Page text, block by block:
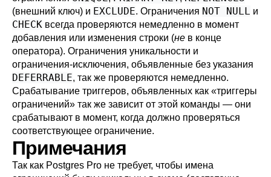
(внешний ключ) и EXCLUDE. Ограничения NOT NULL и
CHECK всегда проверяются немедленно в момент
добавления или изменения строки (не в конце
оператора). Ограничения уникальности и
ограничения-исключения, объявленные без указания
DEFERRABLE, так же проверяются немедленно.
Срабатывание триггеров, объявленных как «триггеры
ограничений» так же зависит от этой команды — они
срабатывают в момент, когда должно проверяться
соответствующее ограничение.
Примечания
Так как Postgres Pro не требует, чтобы имена